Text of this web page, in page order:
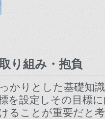
り組み・抱負
かりとした基礎知
を設定しその目標
ることが重要だと